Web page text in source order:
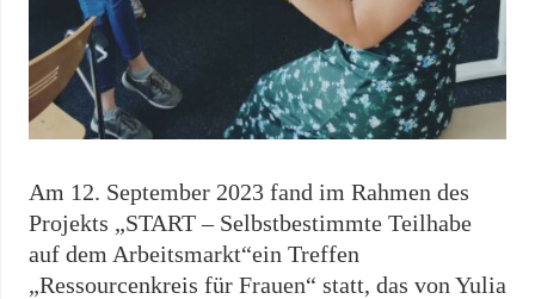
Am 12. September 2023 fand im Rahmen des
Projekts „START – Selbstbestimmte Teilhabe
auf dem Arbeitsmarkt“ein Treffen
„Ressourcenkreis für Frauen“ statt, das von Yulia